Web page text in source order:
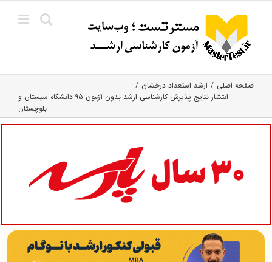
content
صفحه اصلی
ارشد استعداد درخشان
انتشار نتایج پذیرش کارشناسی ارشد بدون آزمون ۹۵ دانشگاه سیستان و
بلوچستان